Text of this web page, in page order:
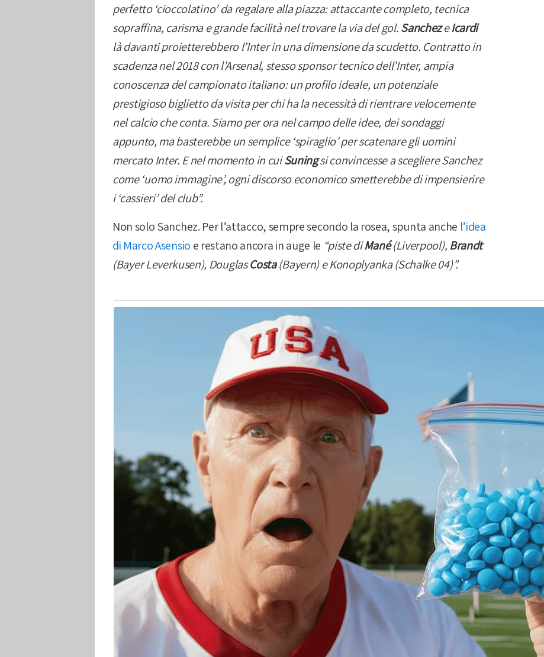
perfetto ‘cioccolatino’ da regalare alla piazza: attaccante completo, tecnica
sopraffina, carisma e grande facilità nel trovare la via del gol.SanchezeIcardi
là davanti proietterebbero l’Inter in una dimensione da scudetto. Contratto in
scadenza nel 2018 con l’Arsenal, stesso sponsor tecnico dell’Inter, ampia
conoscenza del campionato italiano: un profilo ideale, un potenziale
prestigioso biglietto da visita per chi ha la necessità di rientrare velocemente
nel calcio che conta. Siamo per ora nel campo delle idee, dei sondaggi
appunto, ma basterebbe un semplice ‘spiraglio’ per scatenare gli uomini
mercato Inter. E nel momento in cuiSuningsi convincesse a scegliere Sanchez
come ‘uomo immagine’, ogni discorso economico smetterebbe di impensierire
i ‘cassieri’ del club”.
Non solo Sanchez. Per l’attacco, sempre secondo la rosea, spunta anche l’idea
di Marco Asensio e restano ancora in auge le “piste diMané(Liverpool),Brandt
(Bayer Leverkusen), DouglasCosta(Bayern) e Konoplyanka (Schalke 04)”.